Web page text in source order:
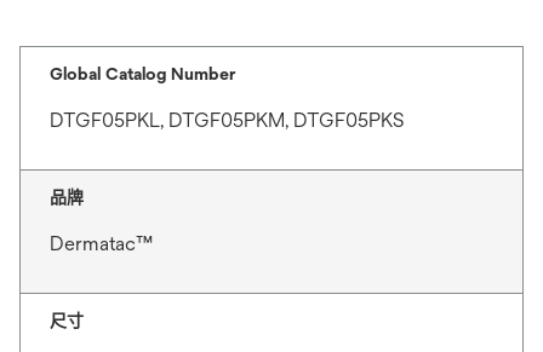
Global Catalog Number
DTGF05PKL, DTGF05PKM, DTGF05PKS
品牌
Dermatac™
尺寸